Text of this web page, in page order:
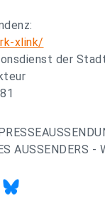
xlink/
der
AUSSENDERS -